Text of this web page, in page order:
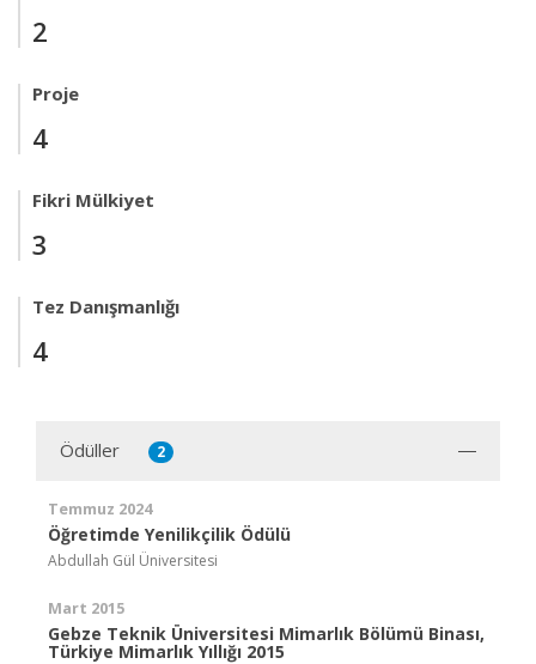
2
Proje
4
Fikri Mülkiyet
3
Tez Danışmanlığı
4
Ödüller 2
Temmuz 2024
Öğretimde Yenilikçilik Ödülü
Abdullah Gül Üniversitesi
Mart 2015
Gebze Teknik Üniversitesi Mimarlık Bölümü Binası,
Türkiye Mimarlık Yıllığı 2015